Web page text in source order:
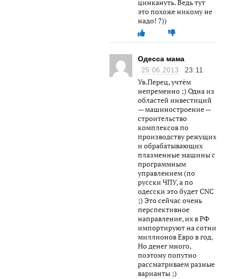
цинкануть. Ведь тут
это похоже никому не
надо! ?))
Одесса мама
25.06.2013 23:11
Ув.Перец, учтём
непременно ;) Одна из
областей инвестиций
— машиностроение —
строительство
комплексов по
производству режущих
и обрабатывающих
плазменные машины с
программным
управлением (по
русски ЧПУ, а по
одесски это будет CNC
;) Это сейчас очень
перспективное
направление, их в РФ
импортируют на сотни
миллионов Евро в год.
Но денег много,
поэтому попутно
рассматриваем разные
варианты ;)